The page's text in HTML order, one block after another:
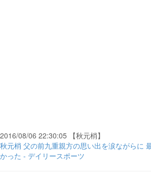
2016/08/06 22:30:05 【秋元梢】
秋元梢 父の前九重親方の思い出を涙ながらに
かった - デイリースポーツ